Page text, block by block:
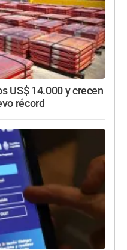
US$ 14.000 y crecen
récord